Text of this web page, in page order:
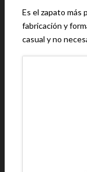
Es el zapato más
fabricación y
casual y no